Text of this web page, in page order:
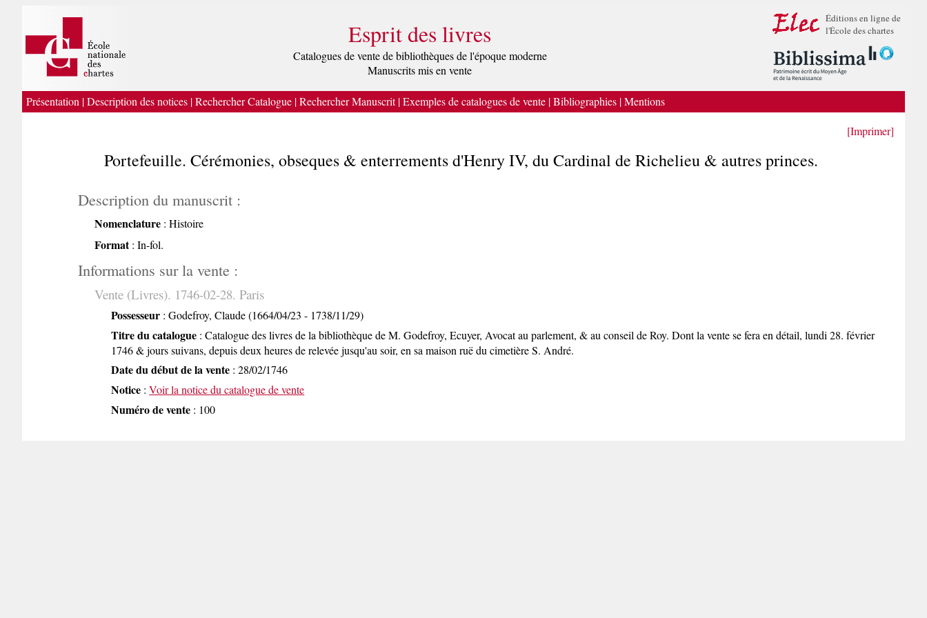
Esprit des livres
Catalogues de vente de bibliothèques de l'époque moderne
Manuscrits mis en vente
Éditions en ligne de
l'École des chartes
Présentation |Description des notices |Rechercher Catalogue |Rechercher Manuscrit|Exemples de catalogues de vente |Bibliographies |Mentions
[Imprimer]
Portefeuille. Cérémonies, obseques & enterrements d'Henry IV, du Cardinal de Richelieu & autres princes.
Description du manuscrit :
Nomenclature: Histoire
Format: In-fol.
Informations sur la vente :
Vente (Livres). 1746-02-28. Paris
Possesseur : Godefroy, Claude (1664/04/23 - 1738/11/29)
Titre du catalogue : Catalogue des livres de la bibliothèque de M. Godefroy, Ecuyer, Avocat au parlement, & au conseil de Roy. Dont la vente se fera en détail, lundi 28. février
1746 & jours suivans, depuis deux heures de relevée jusqu'au soir, en sa maison ruë du cimetière S. André.
Date du début de la vente : 28/02/1746
Notice :Voir la notice du catalogue de vente
Numéro de vente : 100